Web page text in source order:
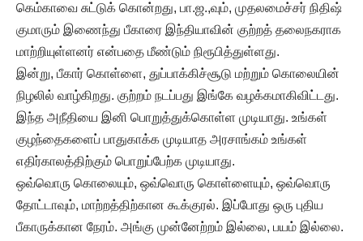
கெம்காவை சுட்டுக் கொன்றது, பா.ஜ.,வும், முதலமைச்சர் நிதிஷ்
குமாரும் இணைந்து பீகாரை இந்தியாவின் குற்றத் தலைநகராக
மாற்றியுள்ளனர் என்பதை மீண்டும் நிரூபித்துள்ளது.
இன்று, பீகார் கொள்ளை, துப்பாக்கிச்சூடு மற்றும் கொலையின்
நிழலில் வாழ்கிறது. குற்றம் நடப்பது இங்கே வழக்கமாகிவிட்டது.
இந்த அநீதியை இனி பொறுத்துக்கொள்ள முடியாது. உங்கள்
குழந்தைகளைப் பாதுகாக்க முடியாத அரசாங்கம் உங்கள்
எதிர்காலத்திற்கும் பொறுப்பேற்க முடியாது.
ஒவ்வொரு கொலையும், ஒவ்வொரு கொள்ளையும், ஒவ்வொரு
தோட்டாவும், மாற்றத்திற்கான கூக்குரல். இப்போது ஒரு புதிய
பீகாருக்கான நேரம். அங்கு முன்னேற்றம் இல்லை, பயம் இல்லை.